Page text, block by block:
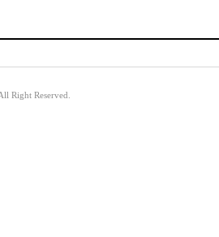
Right Reserved.